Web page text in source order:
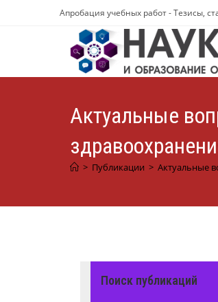
Апробация учебных работ - Тезисы,
Актуальные
> Публикации > Актуальные
Поиск публикаций